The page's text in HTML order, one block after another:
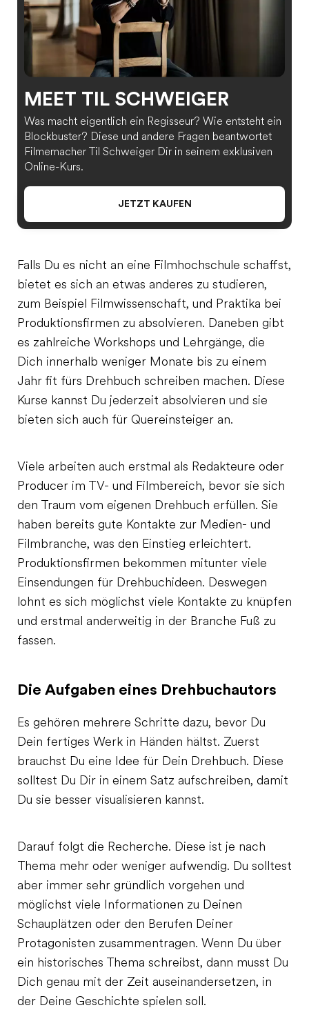
MEET TIL SCHWEIGER
Was macht eigentlich ein Regisseur? Wie entsteht ein
Blockbuster? Diese und andere Fragen beantwortet
Filmemacher Til Schweiger Dir in seinem exklusiven
Online-Kurs.
JETZT KAUFEN
Falls Du es nicht an eine Filmhochschule schaffst,
bietet es sich an etwas anderes zu studieren,
zum Beispiel Filmwissenschaft, und Praktika bei
Produktionsfirmen zu absolvieren. Daneben gibt
es zahlreiche Workshops und Lehrgänge, die
Dich innerhalb weniger Monate bis zu einem
Jahr fit fürs Drehbuch schreiben machen. Diese
Kurse kannst Du jederzeit absolvieren und sie
bieten sich auch für Quereinsteiger an.
Viele arbeiten auch erstmal als Redakteure oder
Producer im TV- und Filmbereich, bevor sie sich
den Traum vom eigenen Drehbuch erfüllen. Sie
haben bereits gute Kontakte zur Medien- und
Filmbranche, was den Einstieg erleichtert.
Produktionsfirmen bekommen mitunter viele
Einsendungen für Drehbuchideen. Deswegen
lohnt es sich möglichst viele Kontakte zu knüpfen
und erstmal anderweitig in der Branche Fuß zu
fassen.
Die Aufgaben eines Drehbuchautors
Es gehören mehrere Schritte dazu, bevor Du
Dein fertiges Werk in Händen hältst. Zuerst
brauchst Du eine Idee für Dein Drehbuch. Diese
solltest Du Dir in einem Satz aufschreiben, damit
Du sie besser visualisieren kannst.
Darauf folgt die Recherche. Diese ist je nach
Thema mehr oder weniger aufwendig. Du solltest
aber immer sehr gründlich vorgehen und
möglichst viele Informationen zu Deinen
Schauplätzen oder den Berufen Deiner
Protagonisten zusammentragen. Wenn Du über
ein historisches Thema schreibst, dann musst Du
Dich genau mit der Zeit auseinandersetzen, in
der Deine Geschichte spielen soll.